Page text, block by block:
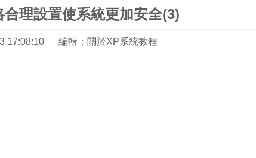
理設置使系統更加安全(3)
17:08:10 編輯：關於XP系統教程